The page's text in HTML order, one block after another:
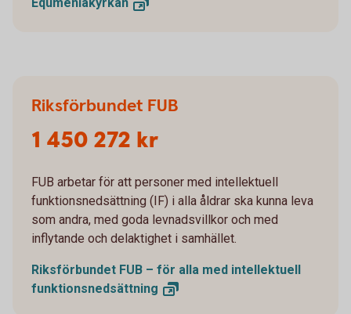
Riksförbundet FUB
1 450 272 kr
FUB arbetar för att personer med intellektuell
funktionsnedsättning (IF) i alla åldrar ska kunna leva
som andra, med goda levnadsvillkor och med
inflytande och delaktighet i samhället.
Riksförbundet FUB – för alla med intellektuell
funktionsnedsättning